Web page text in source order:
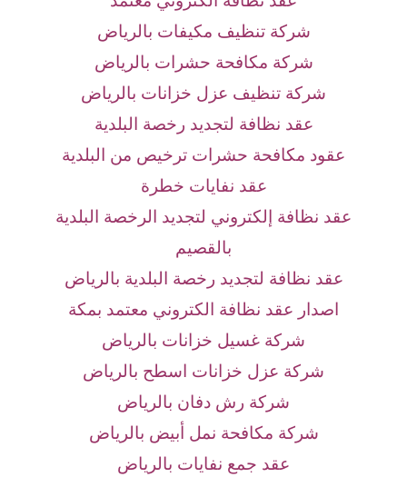
شركة تنظيف مكيفات بالرياض
شركة مكافحة حشرات بالرياض
شركة تنظيف عزل خزانات بالرياض
عقد نظافة لتجديد رخصة البلدية
عقود مكافحة حشرات ترخيص من البلدية
عقد نفايات خطرة
عقد نظافة إلكتروني لتجديد الرخصة البلدية
بالقصيم
عقد نظافة لتجديد رخصة البلدية بالرياض
اصدار عقد نظافة الكتروني معتمد بمكة
شركة غسيل خزانات بالرياض
شركة عزل خزانات اسطح بالرياض
شركة رش دفان بالرياض
شركة مكافحة نمل أبيض بالرياض
عقد جمع نفايات بالرياض